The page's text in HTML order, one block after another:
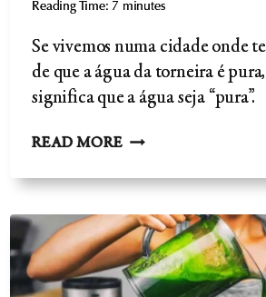
Reading Time: 7 minutes
Se vivemos numa cidade onde
de que a água da torneira é
significa que a água seja “pura”.
READ MOREA
DA
TOXICIDADE
-
AVALIAÇÃO
DE